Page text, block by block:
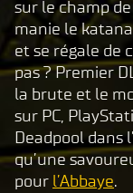
sur le champ
manie le
et se régale de
pas ? Premier
la brute et le
sur PC,
Deadpool dans
qu’une
pour l’Abbaye.